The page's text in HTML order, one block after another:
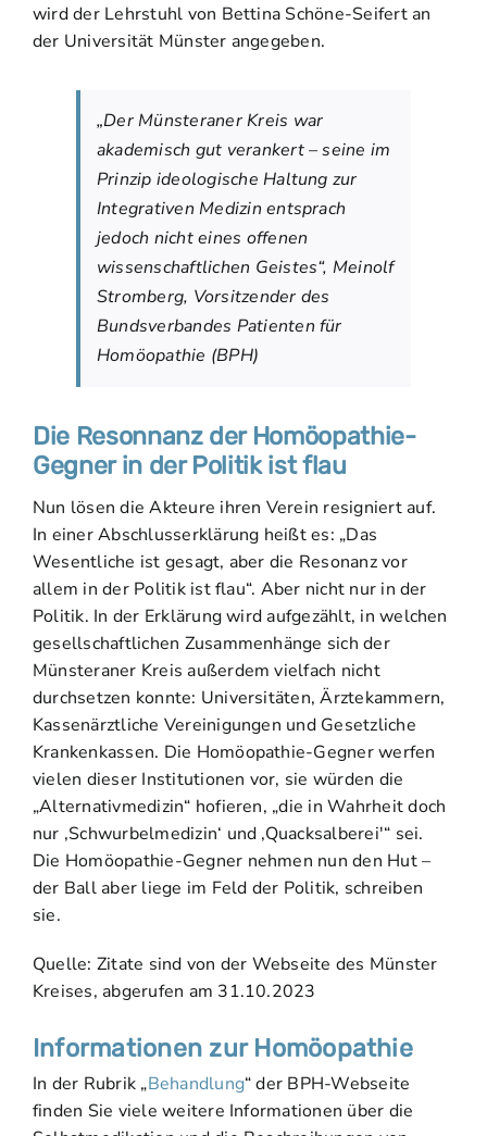
wird der Lehrstuhl von Bettina Schöne-Seifert an
der Universität Münster angegeben.
„Der Münsteraner Kreis war
akademisch gut verankert – seine im
Prinzip ideologische Haltung zur
Integrativen Medizin entsprach
jedoch nicht eines offenen
wissenschaftlichen Geistes“, Meinolf
Stromberg, Vorsitzender des
Bundsverbandes Patienten für
Homöopathie (BPH)
Die Resonnanz der Homöopathie-
Gegner in der Politik ist flau
Nun lösen die Akteure ihren Verein resigniert auf.
In einer Abschlusserklärung heißt es: „Das
Wesentliche ist gesagt, aber die Resonanz vor
allem in der Politik ist flau“. Aber nicht nur in der
Politik. In der Erklärung wird aufgezählt, in welchen
gesellschaftlichen Zusammenhänge sich der
Münsteraner Kreis außerdem vielfach nicht
durchsetzen konnte: Universitäten, Ärztekammern,
Kassenärztliche Vereinigungen und Gesetzliche
Krankenkassen. Die Homöopathie-Gegner werfen
vielen dieser Institutionen vor, sie würden die
„Alternativmedizin“ hofieren, „die in Wahrheit doch
nur ‚Schwurbelmedizin‘ und ‚Quacksalberei'“ sei.
Die Homöopathie-Gegner nehmen nun den Hut –
der Ball aber liege im Feld der Politik, schreiben
sie.
Quelle: Zitate sind von der Webseite des Münster
Kreises, abgerufen am 31.10.2023
Informationen zur Homöopathie
In der Rubrik „Behandlung“ der BPH-Webseite
finden Sie viele weitere Informationen über die